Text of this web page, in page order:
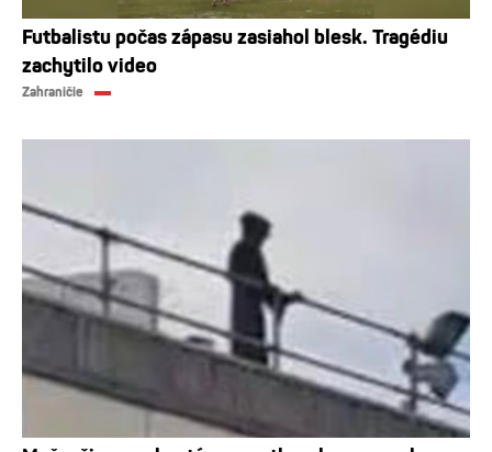
Futbalistu počas zápasu zasiahol blesk. Tragédiu
zachytilo video
Zahraničie